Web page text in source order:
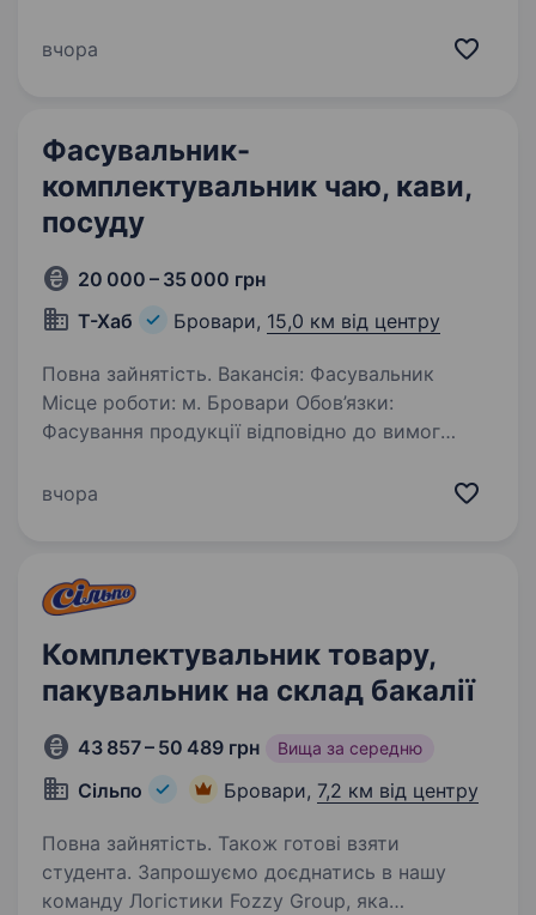
троянд в Україні та один з провідних
вчора
Фасувальник-
комплектувальник чаю, кави,
посуду
20 000 – 35 000 грн
Т-Хаб
Бровари, 15,0 км від центру
Повна зайнятість. Вакансія: Фасувальник
Місце роботи: м. Бровари Обов’язки:
Фасування продукції відповідно до вимог
фасування продукції Прийом товару то якості
вчора
Комплектувальник товару,
пакувальник на склад бакалії
43 857 – 50 489 грн Вища за середню
Сільпо Бровари, 7,2 км від центру
Повна зайнятість. Також готові взяти
студента. Запрошуємо доєднатись в нашу
команду Логістики Fozzy Group, яка